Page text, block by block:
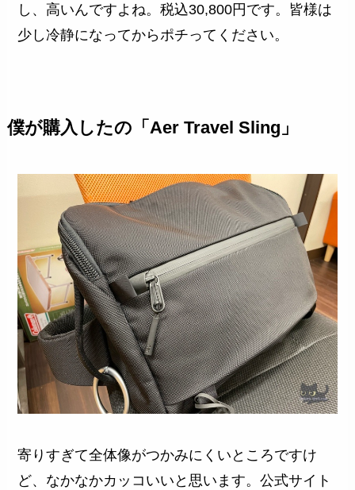
し、高いんですよね。税込30,800円です。皆様は
少し冷静になってからポチってください。
僕が購入したの「Aer Travel Sling」
寄りすぎて全体像がつかみにくいところですけ
ど、なかなかカッコいいと思います。公式サイト